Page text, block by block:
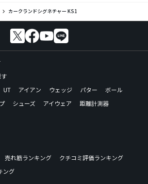
カークランドシグネチャー KS1
UT アイアン ウェッジ パター
ボール
シューズ アイウェア
距離計測器
売れ筋ランキング
クチコミ評価ランキング
ング